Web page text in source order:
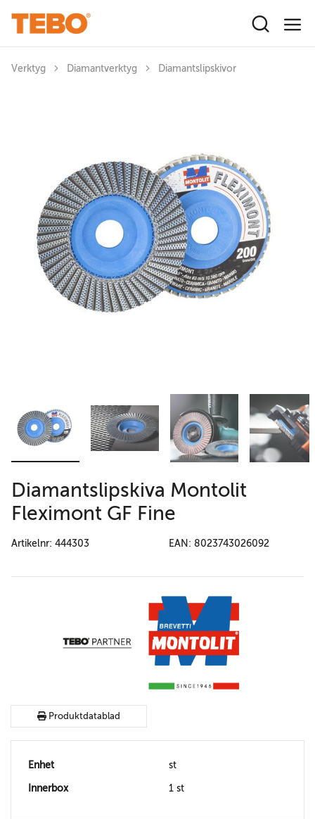
Verktyg Diamantverktyg Diamantslipskivor
Diamantslipskiva Montolit
Fleximont GF Fine
Artikelnr: 444303 EAN: 8023743026092
Produktdatablad
Enhet st
Innerbox 1 st